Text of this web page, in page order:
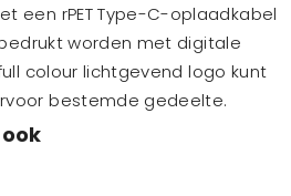
een rPET Type-C-oplaadkabel
worden met digitale
colour lichtgevend logo kunt
bestemde gedeelte.